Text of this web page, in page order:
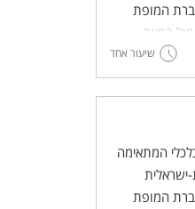
המופת
במצב.
שיעור אחד
המתאימה
ישראלית
המופת